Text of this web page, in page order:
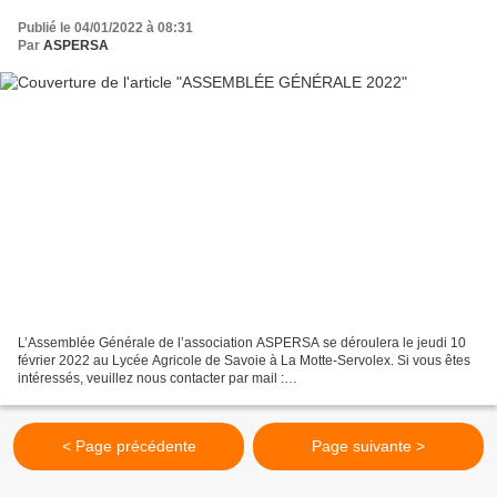
Publié le 04/01/2022 à 08:31
Par ASPERSA
L’Assemblée Générale de l’association ASPERSA se déroulera le jeudi 10
février 2022 au Lycée Agricole de Savoie à La Motte-Servolex. Si vous êtes
intéressés, veuillez nous contacter par mail :
< Page précédente Page suivante >